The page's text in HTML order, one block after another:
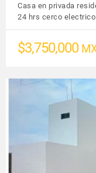
Casa en privada
24 hrs cerco
$3,750,000